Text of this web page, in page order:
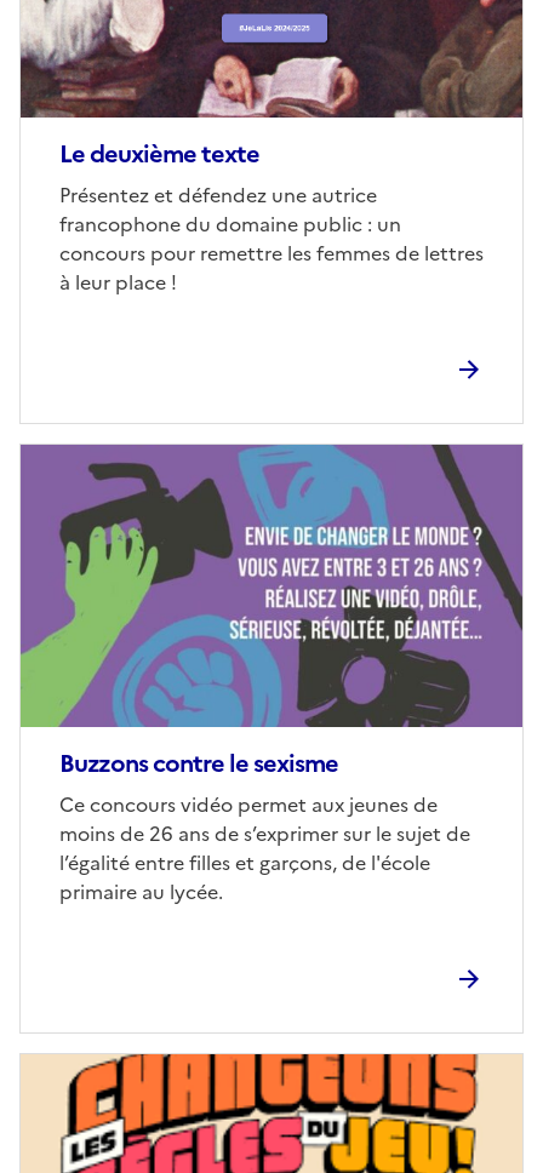
Le deuxième texte
Corps
Présentez et défendez une autrice
francophone du domaine public : un
concours pour remettre les femmes de lettres
à leur place !
Buzzons contre le sexisme
Corps
Ce concours vidéo permet aux jeunes de
moins de 26 ans de s’exprimer sur le sujet de
l’égalité entre filles et garçons, de l'école
primaire au lycée.
couverture
(conseillée)
Image
couverture
(conseillée)